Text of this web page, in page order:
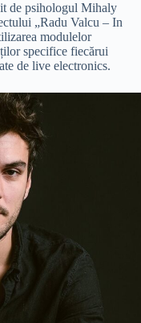
de psihologul Mihaly
„Radu Valcu – In
modulelor
specifice fiecărui
de live electronics.